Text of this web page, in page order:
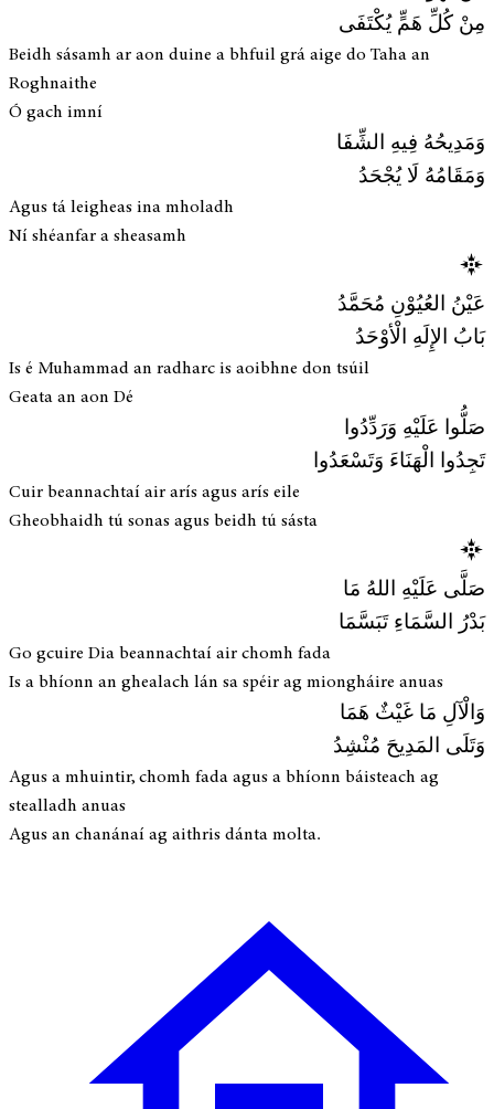
مِنْ كُلِّ هَمٍّ يُكْتَفَى
Beidh sásamh ar aon duine a bhfuil grá aige do Taha an
Roghnaithe
Ó gach imní
وَمَدِيحُهُ فِيهِ الشِّفَا
وَمَقَامُهُ لَا يُجْحَدُ
Agus tá leigheas ina mholadh
Ní shéanfar a sheasamh
عَيْنُ العُيُوْنِ مُحَمَّدُ
بَابُ الإِلَهِ الْأوْحَدُ
Is é Muhammad an radharc is aoibhne don tsúil
Geata an aon Dé
صَلُّوا عَلَيْهِ وَرَدِّدُوا
تَجِدُوا الْهَنَاءَ وَتَسْعَدُوا
Cuir beannachtaí air arís agus arís eile
Gheobhaidh tú sonas agus beidh tú sásta
صَلَّى عَلَيْهِ اللهُ مَا
بَدْرُ السَّمَاءِ تَبَسَّمَا
Go gcuire Dia beannachtaí air chomh fada
Is a bhíonn an ghealach lán sa spéir ag miongháire anuas
وَالْآلِ مَا غَيْثٌ هَمَا
وَتَلَى المَدِيحَ مُنْشِدُ
Agus a mhuintir, chomh fada agus a bhíonn báisteach ag
stealladh anuas
Agus an chanánaí ag aithris dánta molta.